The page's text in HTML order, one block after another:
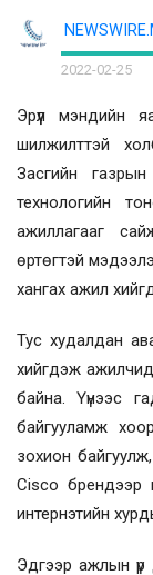
2022-02-25
Эрүүл мэндийн
шилжилттэй
Засгийн
технологийн
ажиллагааг
өртөгтэй
хангах ажил
Тус худалдан
хийгдэж
байна. Үүнээс
байгууламж
зохион
Cisco брендээр
интернэтийн
Эдгээр ажлын